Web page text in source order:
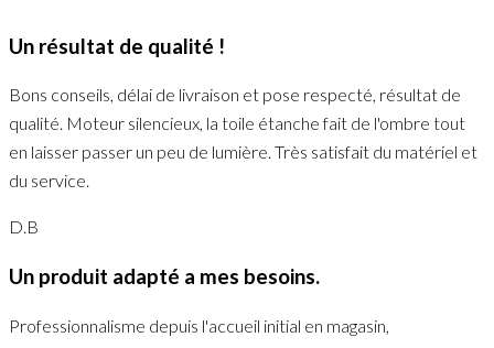
Un résultat de qualité !
Bons conseils, délai de livraison et pose respecté, résultat de
qualité. Moteur silencieux, la toile étanche fait de l'ombre tout
en laisser passer un peu de lumière. Très satisfait du matériel et
du service.
D.B
Un produit adapté a mes besoins.
Professionnalisme depuis l'accueil initial en magasin,